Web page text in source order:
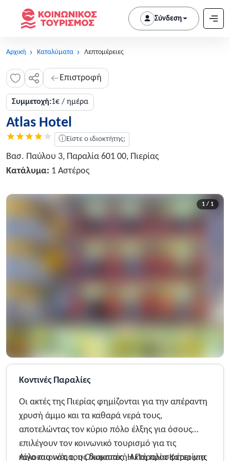
Σύνδεση
Αρχική Καταλύματα Λεπτομέρειες
Συμμετοχή:1€ / ημέρα
Atlas Hotel
ⓘΕίστε ο ιδιοκτήτης;
Βασ. Παύλου 3, Παραλία 601 00, Πιερίας
Κατάλυμα: 1 Αστέρος
Επιστροφή
1 / 1
Κοντινές Παραλίες
Οι ακτές της Πιερίας φημίζονται για την απέραντη
χρυσή άμμο και τα καθαρά νερά τους,
αποτελώντας τον κύριο πόλο έλξης για όσους
επιλέγουν τον κοινωνικό τουρισμό για τις
καλοκαιρινές τους διακοπές. Η Παραλία Κατερίνης
Λίγο πιο νότια, η Ολυμπιακή Ακτή προσφέρει μια